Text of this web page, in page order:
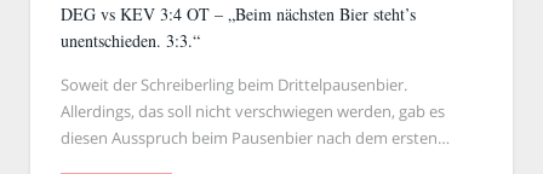
DEG vs KEV 3:4 OT – „Beim nächsten Bier steht’s
unentschieden. 3:3.“
Soweit der Schreiberling beim Drittelpausenbier.
Allerdings, das soll nicht verschwiegen werden, gab es
diesen Ausspruch beim Pausenbier nach dem ersten…